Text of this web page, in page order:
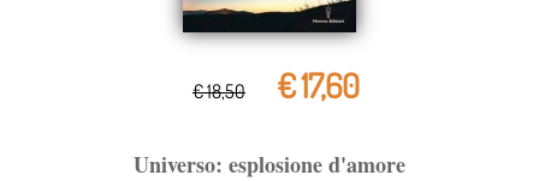
€ 18,50 € 17,60
Universo: esplosione d'amore